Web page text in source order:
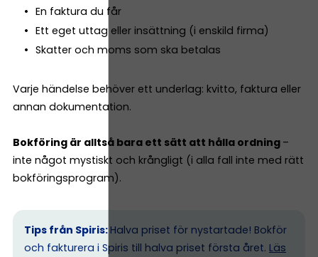
En faktura du får
Ett eget uttag eller insättning (i enskild firma)
Skatter och moms som ska betalas
Varje händelse behöver ett underlag: kvitto, faktura eller
annan dokumentation.
Bokföring är alltså bara ett sätt att hålla ordning –
inte något mystiskt och krångligt (i alla fall inte med rätt
bokföringsprogram).
Tips från Spiris: Halva priset för nystartade! Bokför
och fakturera i Spiris till halva priset första året. Läs